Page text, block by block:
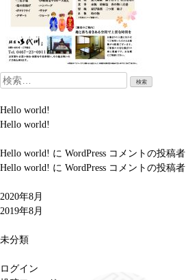
検
Hello world!
Hello world!
Hello world! に WordPress コメントの投稿者
Hello world! に WordPress コメントの投稿者
2020年8月
2019年8月
未分類
ログイン